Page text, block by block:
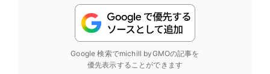
Google 検索でmichill byGMOの記事を
優先表示することができます